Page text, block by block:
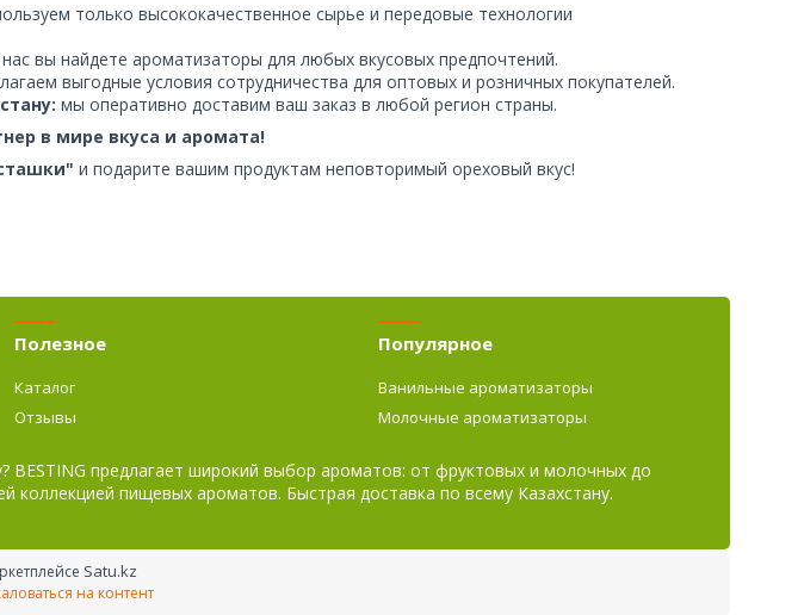
только высококачественное сырье и передовые технологии
нас вы найдете ароматизаторы для любых вкусовых предпочтений.
выгодные условия сотрудничества для оптовых и розничных покупателей.
мы оперативно доставим ваш заказ в любой регион страны.
в мире вкуса и аромата!
и подарите вашим продуктам неповторимый ореховый вкус!
Полезное
Каталог
Отзывы
Популярное
Ванильные ароматизаторы
Молочные ароматизаторы
предлагает широкий выбор ароматов: от фруктовых и молочных до
коллекцией пищевых ароматов. Быстрая доставка по всему Казахстану.
Satu.kz
на контент